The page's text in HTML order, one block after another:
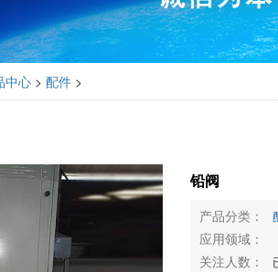
中心 > 配件 >
铅阀
产品分类：
应用领域：
关注人数：